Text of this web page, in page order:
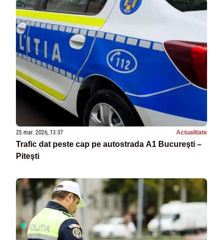
25 mar. 2026, 13:37 Actualitate
Trafic dat peste cap pe autostrada A1 Bucureşti –
Piteşti